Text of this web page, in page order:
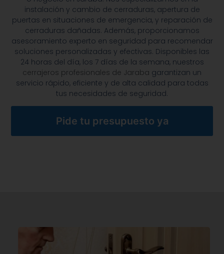
instalación y cambio de cerraduras, apertura de
puertas en situaciones de emergencia, y reparación de
cerraduras dañadas. Además, proporcionamos
asesoramiento experto en seguridad para recomendar
soluciones personalizadas y efectivas. Disponibles las
24 horas del día, los 7 días de la semana, nuestros
cerrajeros profesionales de Jaraba garantizan un
servicio rápido, eficiente y de alta calidad para todas
tus necesidades de seguridad.
Pide tu presupuesto ya